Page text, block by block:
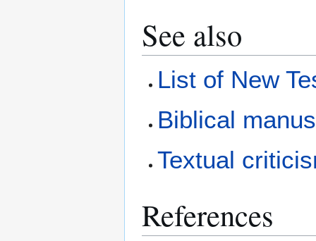
See also
List of New
Biblical
Textual
References